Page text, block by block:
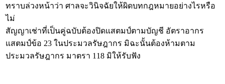
ทราบล่วงหน้าว่า ศาลจะวินิจฉัยให้ผิดบทกฎหมายอย่างไรหรือ
ไม่
สัญญาเช่าที่เป็นคู่ฉบับต้องปิดแสตมป์ตามบัญชี อัตราอากร
แสตมป์ข้อ 23 ในประมวลรัษฎากร มิฉะนั้นต้องห้ามตาม
ประมวลรัษฎากร มาตรา 118 มิให้รับฟัง